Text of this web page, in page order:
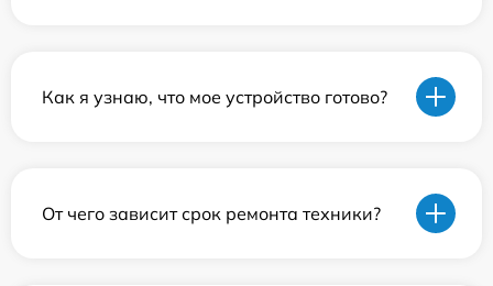
Как я узнаю, что мое устройство готово?
От чего зависит срок ремонта техники?